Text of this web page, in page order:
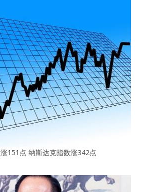
151点 纳斯达克指数涨342点